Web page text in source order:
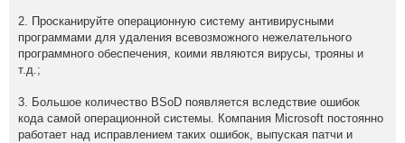
2. Просканируйте операционную систему антивирусными
программами для удаления всевозможного нежелательного
программного обеспечения, коими являются вирусы, трояны и
т.д.;
3. Большое количество BSoD появляется вследствие ошибок
кода самой операционной системы. Компания Microsoft постоянно
работает над исправлением таких ошибок, выпуская патчи и